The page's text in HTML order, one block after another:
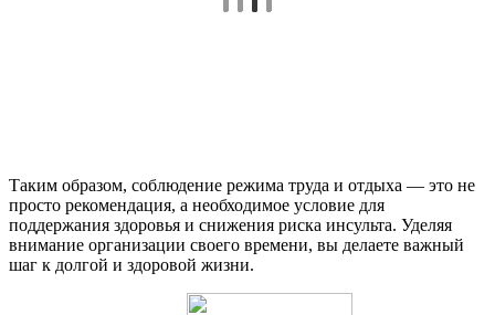
Таким образом, соблюдение режима труда и отдыха — это не
просто рекомендация, а необходимое условие для
поддержания здоровья и снижения риска инсульта. Уделяя
внимание организации своего времени, вы делаете важный
шаг к долгой и здоровой жизни.